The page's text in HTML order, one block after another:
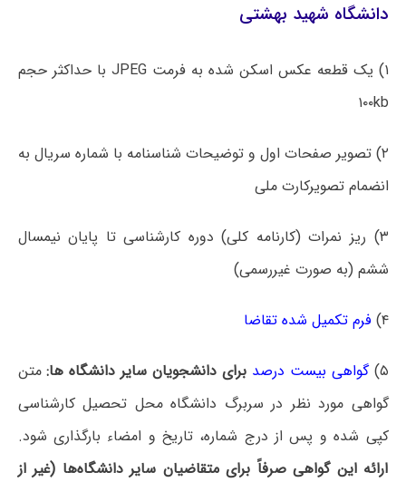
دانشگاه شهید بهشتی
۱) یک قطعه عکس اسکن شده به فرمت JPEG با حداکثر حجم
۱۰۰kb
۲) تصویر صفحات اول و توضیحات شناسنامه با شماره سریال به
انضمام تصویرکارت ملی
۳) ریز نمرات (کارنامه کلی) دوره کارشناسی تا پایان نیمسال
ششم (به صورت غیررسمی)
۴) فرم تکمیل شده تقاضا
۵) گواهی بیست درصد برای دانشجویان سایر دانشگاه ها:متن
گواهی مورد نظر در سربرگ دانشگاه محل تحصیل کارشناسی
کپی شده و پس از درج شماره، تاریخ و امضاء بارگذاری شود.
ارائه این گواهی صرفاً برای متقاضیان سایر دانشگاه‌ها (غیر از